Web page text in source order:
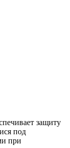
защиту
под
при